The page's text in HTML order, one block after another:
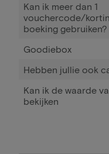
Kan ik meer dan 1
vouchercode/
boeking gebruiken?
Goodiebox
Hebben jullie ook
Kan ik de waarde
bekijken